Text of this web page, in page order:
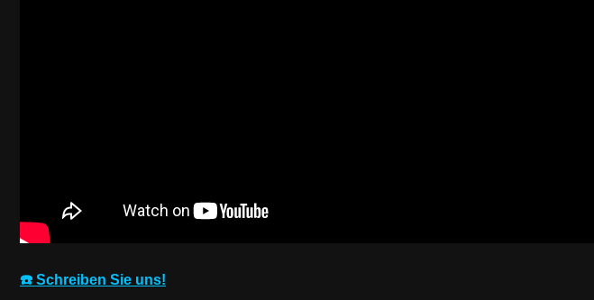
☎️ Schreiben Sie uns!